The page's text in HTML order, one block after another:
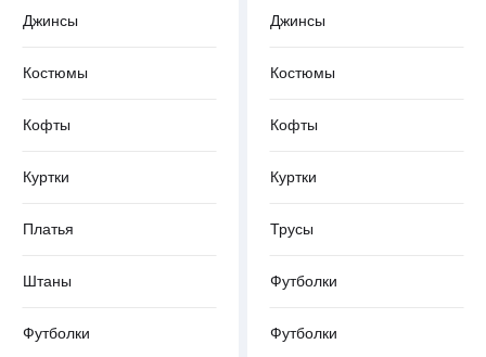
Джинсы
Костюмы
Кофты
Куртки
Платья
Штаны
Футболки
Джинсы
Костюмы
Кофты
Куртки
Трусы
Футболки
Футболки